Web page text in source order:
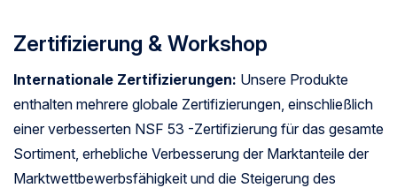
Zertifizierung & Workshop
Internationale Zertifizierungen: Unsere Produkte
enthalten mehrere globale Zertifizierungen, einschließlich
einer verbesserten NSF 53 -Zertifizierung für das gesamte
Sortiment, erhebliche Verbesserung der Marktanteile der
Marktwettbewerbsfähigkeit und die Steigerung des